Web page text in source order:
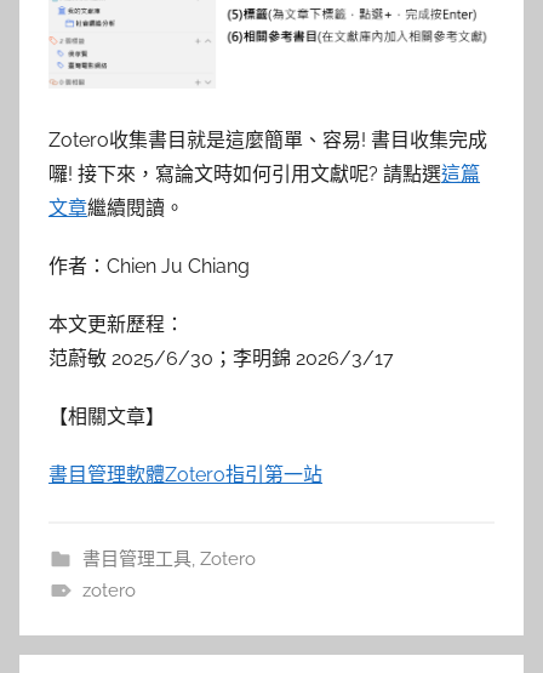
Zotero收集書目就是這麼簡單、容易! 書目收集完成
囉! 接下來，寫論文時如何引用文獻呢? 請點選這篇
文章繼續閱讀。
作者：Chien Ju Chiang
本文更新歷程：
范蔚敏 2025/6/30；李明錦 2026/3/17
【相關文章】
書目管理軟體Zotero指引第一站
書目管理工具, Zotero
zotero